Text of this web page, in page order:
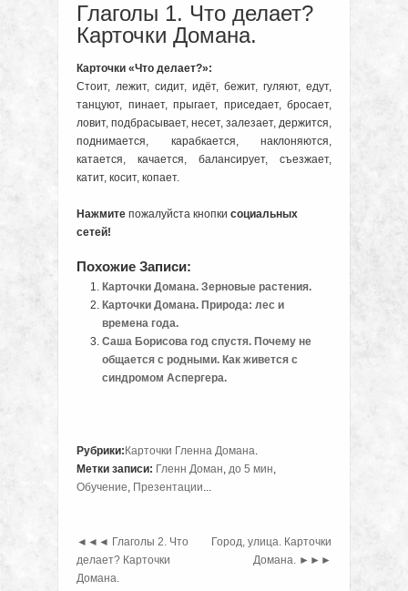
Глаголы 1. Что делает?
Карточки Домана.
Карточки «Что делает?»:
Стоит, лежит, сидит, идёт, бежит, гуляют, едут,
танцуют, пинает, прыгает, приседает, бросает,
ловит, подбрасывает, несет, залезает, держится,
поднимается, карабкается, наклоняются,
катается, качается, балансирует, съезжает,
катит, косит, копает.
Нажмите пожалуйста кнопки социальных
сетей!
Похожие Записи:
Карточки Домана. Зерновые растения.
Карточки Домана. Природа: лес и
времена года.
Саша Борисова год спустя. Почему не
общается с родными. Как живется с
синдромом Аспергера.
Рубрики: Карточки Гленна Домана.
Метки записи: Гленн Доман, до 5 мин,
Обучение, Презентации...
◄◄◄ Глаголы 2. Что
делает? Карточки
Домана.
Город, улица. Карточки
Домана. ►►►